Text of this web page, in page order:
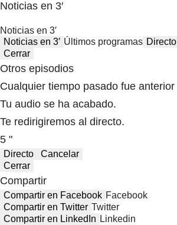
Noticias en 3′
Noticias en 3′
Noticias en 3′ Últimos programas Directo
Cerrar
Otros episodios
Cualquier tiempo pasado fue anterior
Tu audio se ha acabado.
Te redirigiremos al directo.
5 "
Directo
Cancelar
Cerrar
Compartir
Compartir en Facebook Facebook
Compartir en Twitter Twitter
Compartir en LinkedIn Linkedin